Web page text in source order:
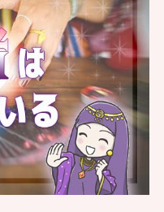
てみたい場合
べ方～やばい
自然災害時に
法